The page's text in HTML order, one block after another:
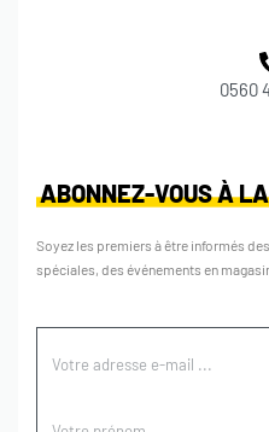
0560
ABONNEZ-VOUS À
Soyez les premiers à être informés
spéciales, des événements en